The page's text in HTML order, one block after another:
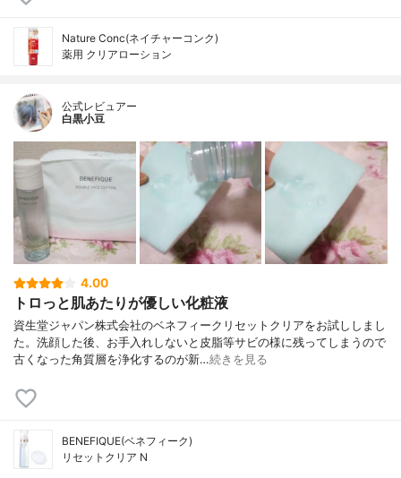
Nature Conc(ネイチャーコンク)
薬用 クリアローション
公式レビュアー
白黒小豆
4.00
トロっと肌あたりが優しい化粧液
資生堂ジャパン株式会社のベネフィークリセットクリアをお試ししまし
た。洗顔した後、お手入れしないと皮脂等サビの様に残ってしまうので
古くなった角質層を浄化するのが新…続きを見る
BENEFIQUE(ベネフィーク)
リセットクリア N